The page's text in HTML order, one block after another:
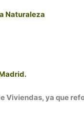
Naturaleza
Viviendas, ya que